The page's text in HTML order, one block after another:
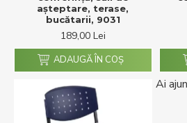
așteptare, terase,
bucătarii, 9031
189,00 Lei
ADAUGĂ ÎN COŞ
Ai